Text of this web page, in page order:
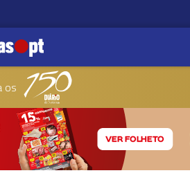
os